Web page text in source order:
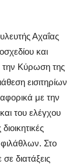
Αχαΐας
και
την Κύρωση της
εισιτηρίων
με την
του ελέγχου
Στο
διατάξεις